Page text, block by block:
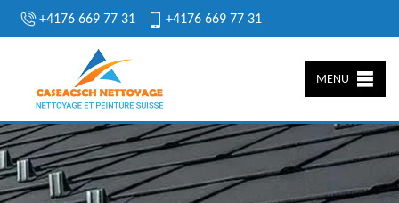
+4176 669 77 31 +4176 669 77 31
MENU